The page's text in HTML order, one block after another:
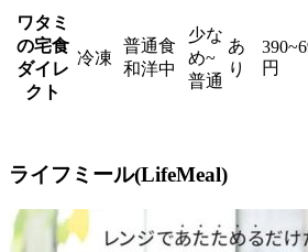
ワタミ
の宅食
ダイレ
クト
冷凍
普通食
和洋中
少な
め~
普通
あ
り
円
ライフミール(LifeMeal)